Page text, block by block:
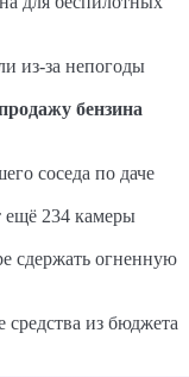
из-за непогоды
бензина
соседа по даче
ещё 234 камеры
сдержать огненную
из бюджета